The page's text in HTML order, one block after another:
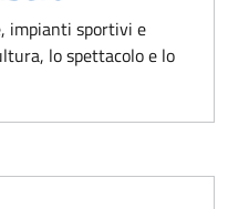
impianti sportivi e
lo spettacolo e lo